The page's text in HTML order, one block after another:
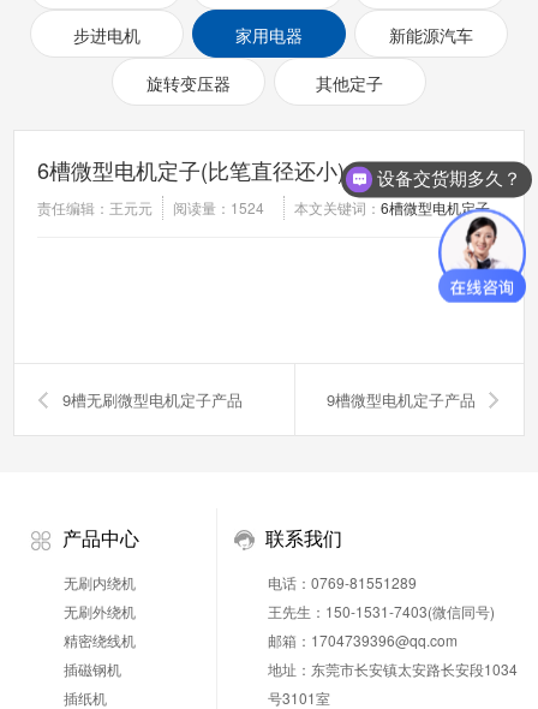
步进电机
家用电器
新能源汽车
旋转变压器
其他定子
6槽微型电机定子(比笔直径还小)
责任编辑：王元元 阅读量： 1524 本文关键词：6槽微型电机定子
9槽无刷微型电机定子产品 9槽微型电机定子产品
产品中心
无刷内绕机
无刷外绕机
精密绕线机
插磁钢机
插纸机
联系我们
电话：0769-81551289
王先生：150-1531-7403(微信同号)
邮箱：1704739396@qq.com
地址：东莞市长安镇太安路长安段1034
号3101室
设备交货期多久？